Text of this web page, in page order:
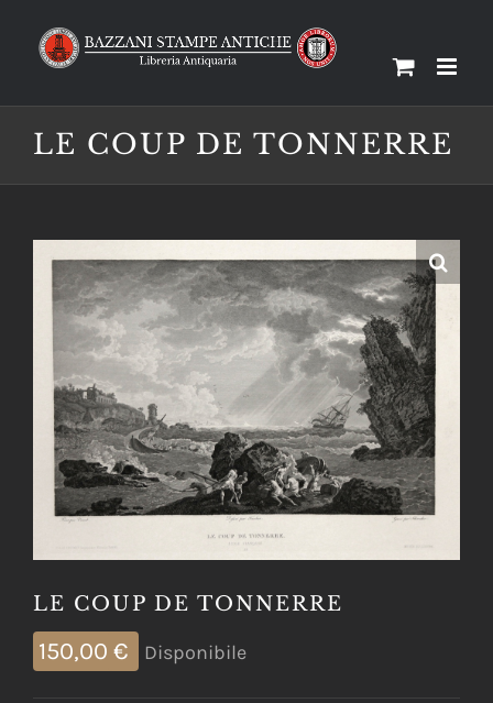
LE COUP DE TONNERRE
LE COUP DE TONNERRE
150,00 € Disponibile